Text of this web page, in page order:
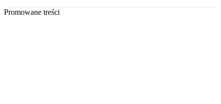
Promowane treści